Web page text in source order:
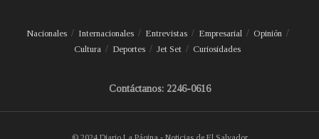
Nacionales Internacionales Entrevistas Empresarial
Opinión
Cultura
Deportes Jet Set Curiosidades
Contáctanos: 2246-0616